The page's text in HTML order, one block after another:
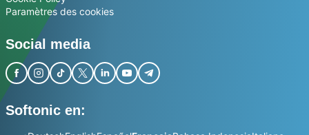
Paramètres des cookies
Social media
Softonic en: